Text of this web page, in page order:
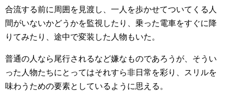
合流する前に周囲を見渡し、一人を歩かせてついてくる人
間がいないかどうかを監視したり、乗った電車をすぐに降
りてみたり、途中で変装した人物もいた。
普通の人なら尾行されるなど嫌なものであろうが、そうい
った人物たちにとってはそれすら非日常を彩り、スリルを
味わうための要素としているように思える。